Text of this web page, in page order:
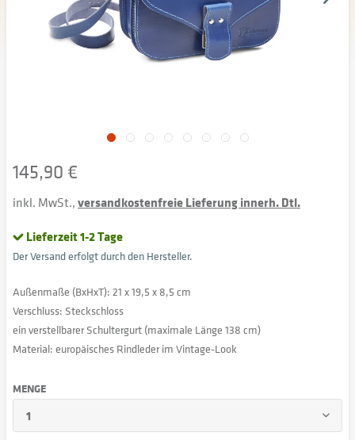
145,90 €
inkl. MwSt.,versandkostenfreie Lieferung innerh. Dtl.
Lieferzeit 1-2 Tage
Der Versand erfolgt durch den Hersteller.
Außenmaße (BxHxT): 21 x 19,5 x 8,5 cm
Verschluss: Steckschloss
ein verstellbarer Schultergurt (maximale Länge 138 cm)
Material: europäisches Rindleder im Vintage-Look
MENGE